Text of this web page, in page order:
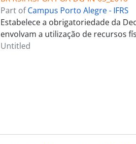
Part ofCampus Porto Alegre - IFRS
Estabelece a obrigatoriedade da
envolvam a utilização de recursos
Untitled